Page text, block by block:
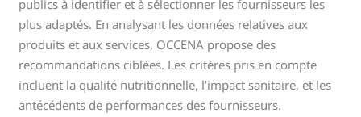
publics à identifier et à sélectionner les fournisseurs les
plus adaptés. En analysant les données relatives aux
produits et aux services, OCCENA propose des
recommandations ciblées. Les critères pris en compte
incluent la qualité nutritionnelle, l’impact sanitaire, et les
antécédents de performances des fournisseurs.